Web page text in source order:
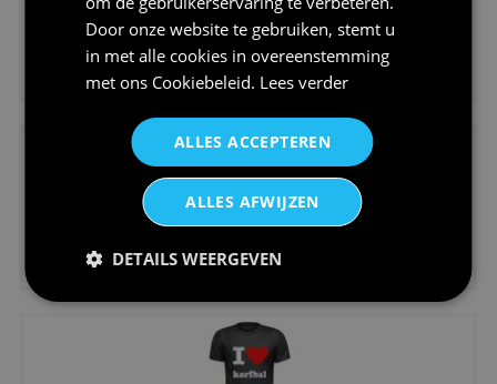
€24,95
Koningsdag shirt heren v-hals ...
Door onze website te gebruiken, stemt u
in met alle cookies in overeenstemming
met ons Cookiebeleid. Lees verder
ALLES ACCEPTEREN
ALLES AFWIJZEN
DETAILS WEERGEVEN